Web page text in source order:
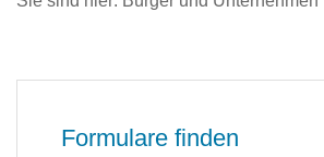
Formulare finden